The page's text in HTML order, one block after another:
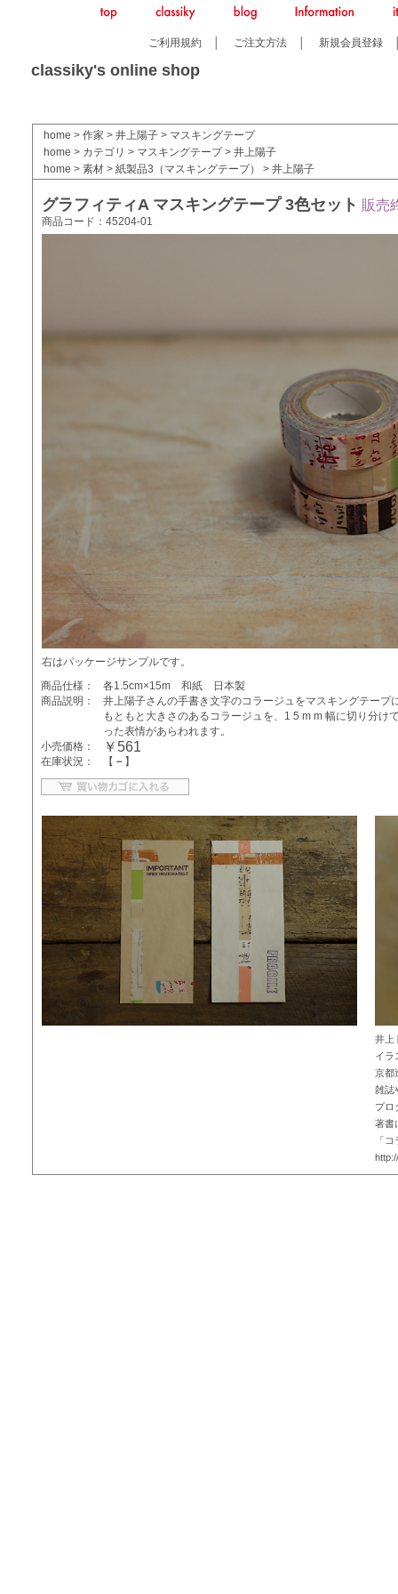
ご利用規約 ご注文方法 新規会員登録
classiky's online shop
home > 作家 > 井上陽子 > マスキングテープ
home > カテゴリ > マスキングテープ> 井上陽子
home > 素材 > 紙製品3（マスキングテープ） > 井上陽子
グラフィティA マスキングテープ 3色セット 販売
商品コード：45204-01
右はパッケージサンプルです。
商品仕様：
各1.5cm×15m 和紙 日本製
商品説明：
井上陽子さんの手書き文字のコラージュをマスキングテープ
もともと大きさのあるコラージュを、1 5 m m 幅に切り分
った表情があらわれます。
小売価格：
￥561
在庫状況： 【 － 】
井上
イラ
京都
雑誌
プロ
著書
「